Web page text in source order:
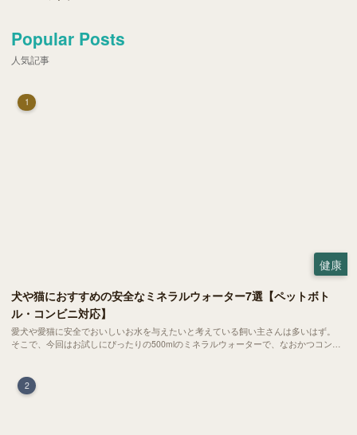
Popular Posts
人気記事
1
健康
犬や猫におすすめの安全なミネラルウォーター7選【ペットボト
ル・コンビニ対応】
愛犬や愛猫に安全でおいしいお水を与えたいと考えている飼い主さんは多いはず。
そこで、今回はお試しにぴったりの500mlのミネラルウォーターで、なおかつコンビ
2